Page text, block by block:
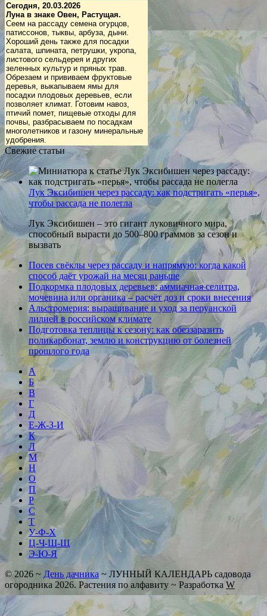
Сегодня, 20.03.2026
Луна в знаке Овен, Растущая.
Сеем на рассаду семена огурцов,
патиссонов, тыквы, арбуза, дыни.
Хороший день также для посадки
салата, шпината, петрушки, укропа,
листового сельдерея и других
зеленных культур и пряных трав.
Обрезаем и прививаем фруктовые
деревья, выкапываем ямы для
посадки плодовых деревьев, если
позволяет климат. Готовим навоз,
птичий помет, пищевые отходы для
почвы, разбрасываем по посадкам
многолетников и газону минеральные
удобрения.
Свежие статьи
Лук Эксибишен через рассаду: как подстригать «перья»,
чтобы рассада не полегла
Лук Эксибишен – это гигант луковичного мира,
способный вырасти до 500–800 граммов за сезон и
вызвать
Посев свёклы через рассаду и напрямую: когда какой
способ даёт урожай на месяц раньше
Подкормка плодовых деревьев: аммиачная селитра,
мочевина или органика – расчёт доз и сроки внесения
Альстромерия: выращивание и уход за перуанской
лилией в российском климате
Подготовка теплицы к сезону: как обеззаразить
поликарбонат, землю и конструкцию от болезней
прошлого года
А
Б
В
Г
Д
Е-Ж-З-И
К
Л
М
Н
О
П
Р
С
Т
У-Ф-Х
Ц-Ч-Ш-Щ
Э-Ю-Я
©2026 ~ День дачника ~ ЛУННЫЙ КАЛЕНДАРЬ садовода
огородника 2026. Растения по алфавиту ~ Разработка W